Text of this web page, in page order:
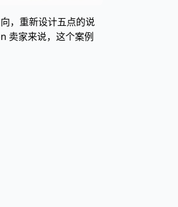
，重新设计五点的说
卖家来说，这个案例